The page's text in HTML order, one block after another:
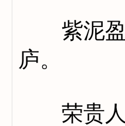
紫泥盈
庐。
荣贵人